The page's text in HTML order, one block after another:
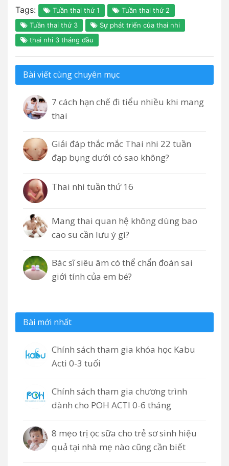
Tags: Tuần thai thứ 1
Tuần thai thứ 2
Tuần thai thứ 3
Sự phát triển của thai nhi
thai nhi 3 tháng đầu
Bài viết cùng chuyên mục
7 cách hạn chế đi tiểu nhiều khi mang
thai
Giải đáp thắc mắc Thai nhi 22 tuần
đạp bụng dưới có sao không?
Thai nhi tuần thứ 16
Mang thai quan hệ không dùng bao
cao su cần lưu ý gì?
Bác sĩ siêu âm có thể chẩn đoán sai
giới tính của em bé?
Bài mới nhất
Chính sách tham gia khóa học Kabu
Acti 0-3 tuổi
Chính sách tham gia chương trình
dành cho POH ACTI 0-6 tháng
8 mẹo trị ọc sữa cho trẻ sơ sinh hiệu
quả tại nhà mẹ nào cũng cần biết